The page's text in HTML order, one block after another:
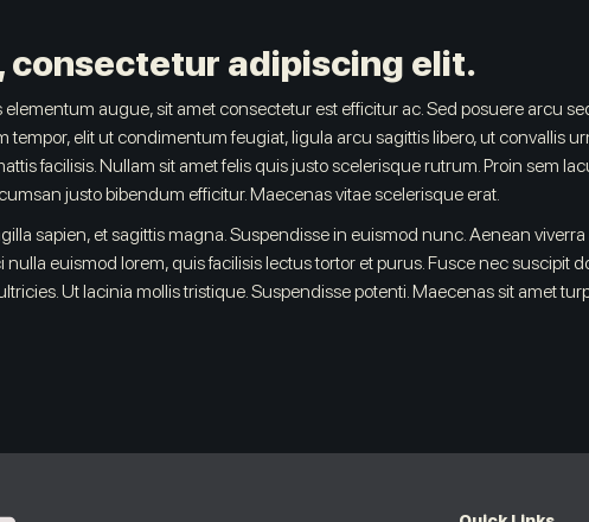
consectetur adipiscing elit.
augue, sit amet consectetur est efficitur ac. Sed posuere arcu
tempor, elit ut condimentum feugiat, ligula arcu sagittis libero, ut convallis
facilisis. Nullam sit amet felis quis justo scelerisque rutrum. Proin sem
justo bibendum efficitur. Maecenas vitae scelerisque erat.
sapien, et sagittis magna. Suspendisse in euismod nunc. Aenean
euismod lorem, quis facilisis lectus tortor et purus. Fusce nec suscipit
Ut lacinia mollis tristique. Suspendisse potenti. Maecenas sit amet